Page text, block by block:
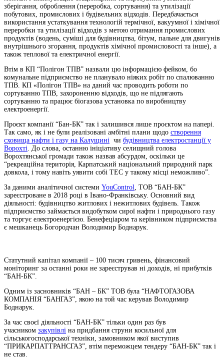
зберігання, оброблення (переробка, сортування) та утилізації
побутових, промислових і будівельних відходів. Передбачається
використання устаткування технологій термічної, вакуумної і хімічної
переробки та утилізації відходів з метою отримання промислових
продуктів (водень, суміші для будівництва, бітум, пальне для двигунів
внутрішнього згорання, продуктів хімічної промисловості та інше), а
також теплової та електричної енергії.
Втім в КП “Полігон ТПВ” назвали цю інформацією фейком, бо
комунальне підприємство не планувало ніяких робіт по спалюванню
ТПВ. КП «Полігон ТПВ» на даний час проводить роботи по
сортуванню ТПВ, захороненню відходів, що не підлягають
сортуванню та працює біогазова установка по виробництву
електроенергії.
Проєкт компанії “Бан-БК” так і залишився лише проєктом на папері.
Так само, як і не були реалізовані амбітні плани щодо створення
сховища нафти і газу на Калущині чи будівництва електростанції у
Ворохті. До слова, останню ініціативу селищний голова
Ворохтянської громади також назвав абсурдом, оскільки це
“рекреаційна територія, Карпатський національний природний парк
довкола, і тому навіть уявити собі ТЕС у такому місці неможливо”.
За даними аналітичної системи YouControl, ТОВ “БАН-БК”
зареєстроване в 2018 році в Івано-Франківську. Основний вид
діяльності: будівництво житлових і нежитлових будівель. Також
підприємство займається видобутком сирої нафти і природнього газу
та торгує електроенергією. Бенефеціаром та керівником підприємства
є мешканець Богородчан Володимир Боднарук.
Статутний капітал компанії – 100 тисяч гривень, фінансовий
моніторинг за останні роки не зареєстрував ні доходів, ні прибутків
“БАН-БК”.
Одним із засновників “БАН – БК” ТОВ була “НАФТОГАЗОВА
КОМПАНІЯ “БАНГАЗ”, якою на той час керував Володимир
Боднарук.
За час своєї діяльності “БАН-БК” тільки один раз був
учасником закупівлі на придбання струни косильної для
сільськогосподарської техніки, замовником якої виступив
“ПРИКАРПАТТРАНСГАЗ”, втім переможцем тендеру “БАН-БК” так і
не став.